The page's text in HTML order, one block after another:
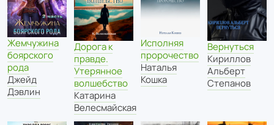
Жемчужина
боярского
рода
Джейд
Дэвлин
Дорога к
правде.
Утерянное
волшебство
Катарина
Велесмайская
Исполняя
пророчество
Наталья
Кошка
Вернуться
Кириллов
Альберт
Степанов